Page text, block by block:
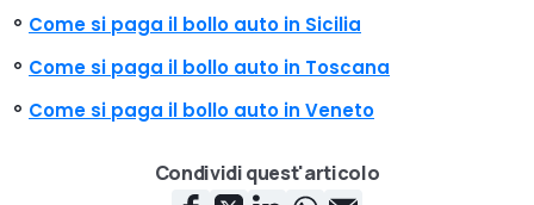
Come si paga il bollo auto in Sicilia
Come si paga il bollo auto in Toscana
Come si paga il bollo auto in Veneto
Condividi quest'articolo